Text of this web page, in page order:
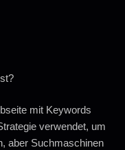
mit Keywords
verwendet, um
aber Suchmaschinen